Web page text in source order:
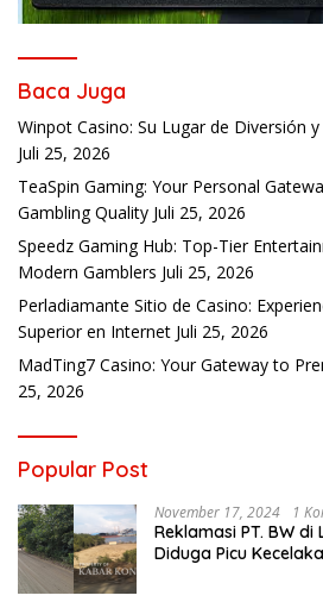
Baca Juga
Winpot Casino: Su Lugar de Diversión
Juli 25, 2026
TeaSpin Gaming: Your Personal
Gambling Quality Juli 25, 2026
Speedz Gaming Hub: Top-Tier
Modern Gamblers Juli 25, 2026
Perladiamante Sitio de Casino:
Superior en Internet Juli 25, 2026
MadTing7 Casino: Your Gateway to
25, 2026
Popular Post
November 17, 2024 1
Reklamasi PT. BW
Diduga Picu